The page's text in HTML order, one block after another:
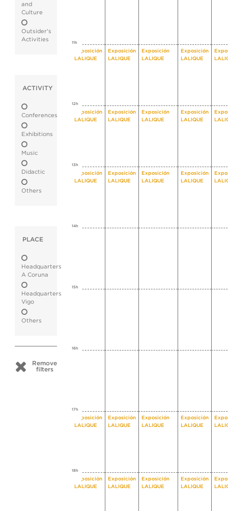
and
Culture
Outsider's
Activities
ACTIVITY
Conferences
Exhibitions
Music
Didactic
Others
PLACE
Headquarters
A Coruna
Headquarters
Vigo
Others
Remove
filters
11h
Exposición
LALIQUE
Exposición
LALIQUE
Exposición
LALIQUE
Exposición
LALIQUE
12h
Exposición
LALIQUE
Exposición
LALIQUE
Exposición
LALIQUE
Exposición
LALIQUE
13h
Exposición
LALIQUE
Exposición
LALIQUE
Exposición
LALIQUE
Exposición
LALIQUE
14h
15h
16h
17h
Exposición
LALIQUE
Exposición
LALIQUE
Exposición
LALIQUE
Exposición
LALIQUE
18h
Exposición
LALIQUE
Exposición
LALIQUE
Exposición
LALIQUE
Exposición
LALIQUE